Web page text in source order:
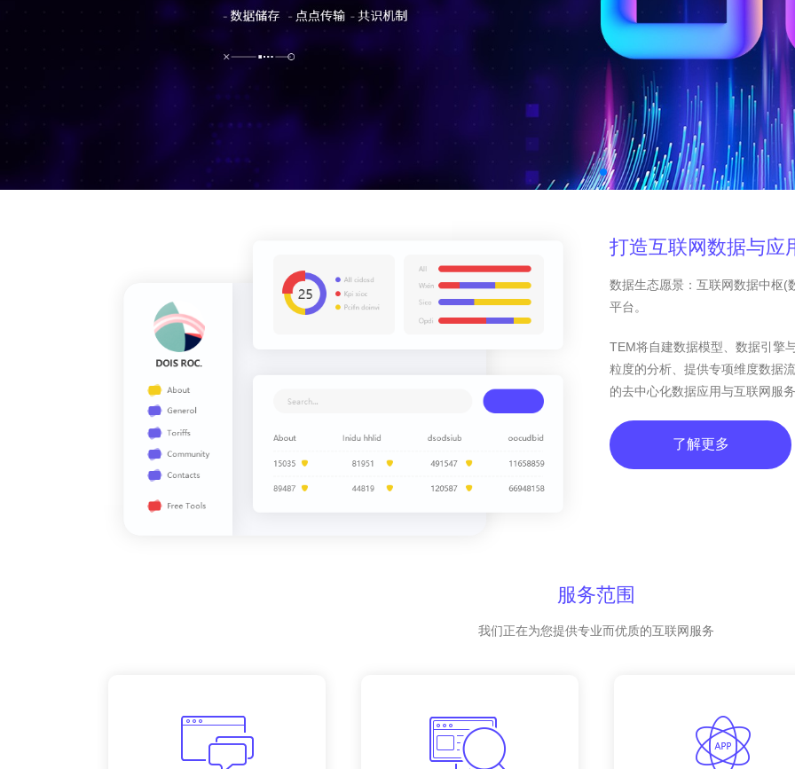
打造互联网数据与应
数据生态愿景：互联网数据中枢(
平台。
TEM将自建数据模型、数据引擎
粒度的分析、提供专项维度数据
的去中心化数据应用与互联网服
了解更多
服务范围
我们正在为您提供专业而优质的互联网服务